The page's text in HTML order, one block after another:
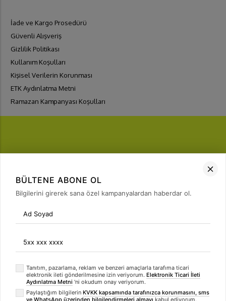
İade ve Kargo Prosedürü
Güvenli Alışveriş
Gizlilik Politikası
Kullanım Koşulları
Kişisel Verilerin Korunması
ETK Aydınlatma Metni
Ramazan Kampanyası Koşulları
FIRSATLARI YAKALA
Bülten Üyeliği
arrow_forward
BÜLTENE ABONE OL
Bilgilerini girerek sana özel kampanyalardan haberdar ol.
Tanıtım, pazarlama, reklam ve benzeri amaçlarla tarafıma ticari
elektronik ileti gönderilmesine izin veriyorum. Elektronik Ticari İleti
Aydınlatma Metni 'ni okudum onay veriyorum.
Paylaştığım bilgilerin KVKK kapsamında tarafınızca korunmasını, sms
ve WhatsApp üzerinden bilgilendirmeleri almayı kabul ediyorum.